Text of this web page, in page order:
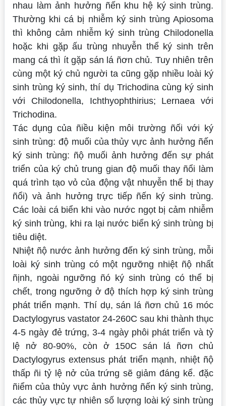
nhau làm ảnh hưởng ñến khu hệ ký sinh trùng.
Thường khi cá bị nhiễm ký sinh trùng Apiosoma
thì không cảm nhiễm ký sinh trùng Chilodonella
hoặc khi gặp ấu trùng nhuyễn thể ký sinh trên
mang cá thì ít gặp sán lá ñơn chủ. Tuy nhiên trên
cùng một ký chủ người ta cũng gặp nhiều loài ký
sinh trùng ký sinh, thí dụ Trichodina cùng ký sinh
với Chilodonella, Ichthyophthirius; Lernaea với
Trichodina.
Tác dụng của ñiều kiện môi trường ñối với ký
sinh trùng: độ muối của thủy vực ảnh hưởng ñến
ký sinh trùng: ñộ muối ảnh hưởng đến sự phát
triển của ký chủ trung gian độ muối thay ñổi làm
quá trình tạo vỏ của động vật nhuyễn thể bị thay
ñổi) và ảnh hưởng trực tiếp ñến ký sinh trùng.
Các loài cá biển khi vào nước ngọt bị cảm nhiễm
ký sinh trùng, khi ra lại nước biển ký sinh trùng bị
tiêu diệt.
Nhiệt ñộ nước ảnh hưởng đến ký sinh trùng, mỗi
loài ký sinh trùng có một ngưỡng nhiệt ñộ nhất
ñịnh, ngoài ngưỡng ñó ký sinh trùng có thể bị
chết, trong ngưỡng ở độ thích hợp ký sinh trùng
phát triển mạnh. Thí dụ, sán lá ñơn chủ 16 móc
Dactylogyrus vastator 24-260C sau khi thành thục
4-5 ngày đẻ trứng, 3-4 ngày phôi phát triển và tỷ
lệ nở 80-90%, còn ở 150C sán lá ñơn chủ
Dactylogyrus extensus phát triển mạnh, nhiệt ñộ
thấp ñi tỷ lệ nở của trứng sẽ giảm đáng kể. đặc
ñiểm của thủy vực ảnh hưởng ñến ký sinh trùng,
các thủy vực tự nhiên số lượng loài ký sinh trùng